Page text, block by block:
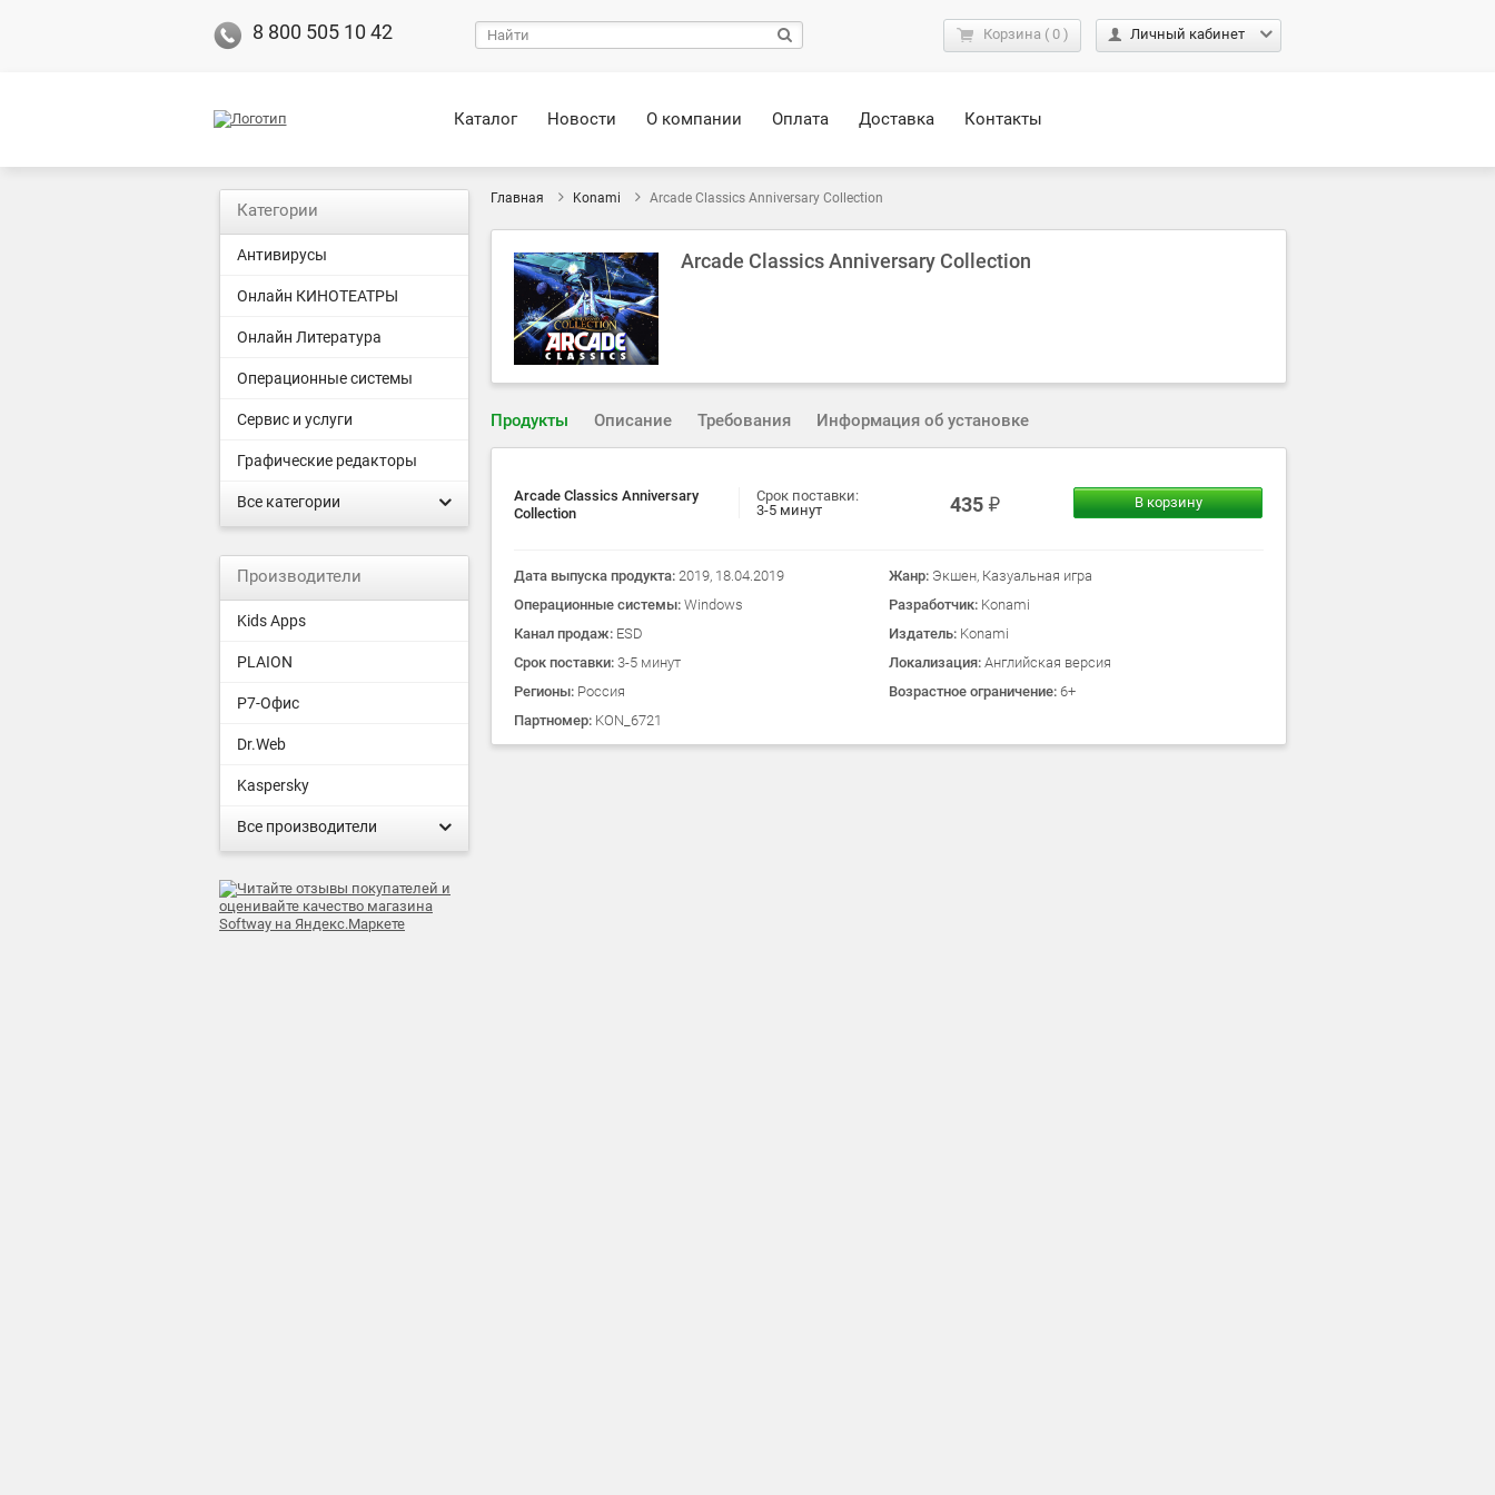
8 800 505 10 42 Корзина ( 0 ) Личный кабинет
Каталог Новости О компании Оплата Доставка Контакты
Главная Konami Arcade Classics Anniversary Collection
Arcade Classics Anniversary Collection
Продукты Описание Требования Информация об установке
Arcade Classics Anniversary
Collection
Срок поставки:
3-5 минут
435 В корзину
Дата выпуска продукта: 2019, 18.04.2019 Жанр: Экшен, Казуальная игра
Операционные системы: Windows Разработчик: Konami
Канал продаж: ESD Издатель: Konami
Срок поставки: 3-5 минут Локализация: Английская версия
Регионы: Россия Возрастное ограничение: 6+
Партномер: KON_6721
Категории
Антивирусы
Онлайн КИНОТЕАТРЫ
Онлайн Литература
Операционные системы
Сервис и услуги
Графические редакторы
Все категории
Производители
Kids Apps
PLAION
Р7-Офис
Dr.Web
Kaspersky
Все производители